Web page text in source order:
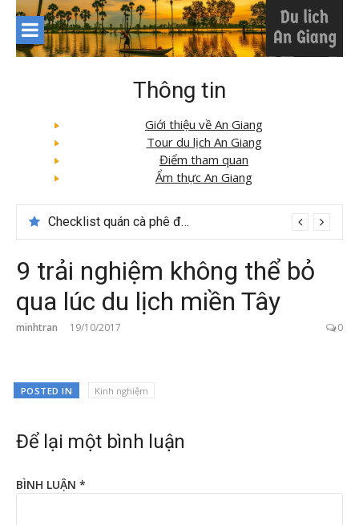
Skip
content
Thông tin
Giới thiệu về An Giang
Tour du lịch An Giang
Điểm tham quan
Ẩm thực An Giang
Checklist quán cà phê đẹp dịp 2/9 ở Đà Lạt nên ghé
9 trải nghiệm không thể bỏ
qua lúc du lịch miền Tây
minhtran 19/10/2017 0
POSTED IN Kinh nghiệm
Để lại một bình luận
BÌNH LUẬN *